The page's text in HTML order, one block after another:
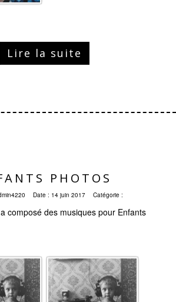
Lire la suite
PHOTOS
Date : 14 juin 2017 Catégorie :
composé des musiques pour Enfants